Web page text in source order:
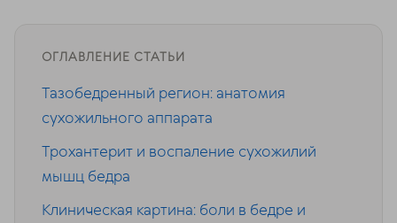
ОГЛАВЛЕНИЕ СТАТЬИ
Тазобедренный регион: анатомия
сухожильного аппарата
Трохантерит и воспаление сухожилий
мышц бедра
Клиническая картина: боли в бедре и